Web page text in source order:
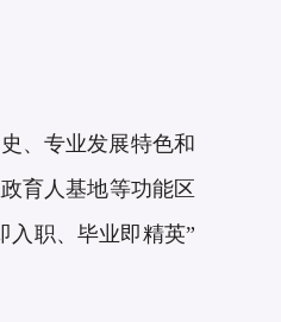
、专业发展特色和
育人基地等功能区
入职、毕业即精英”